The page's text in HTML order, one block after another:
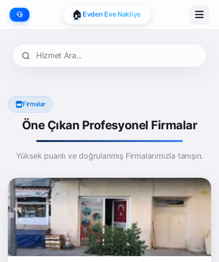
🏠Evden Eve Nakliye
📍Google Map Onaylı
Firmalar
Öne Çıkan Profesyonel Firmalar
Yüksek puanlı ve doğrulanmış Firmalarımızla tanışın.